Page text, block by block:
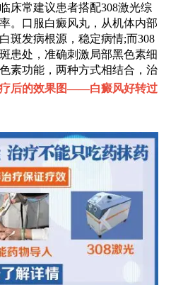
床常建议患者搭配308激光综
。口服白癜风丸，从机体内部
斑发病根源，稳定病情;而308
患处，准确刺激局部黑色素细
素功能，两种方式相结合，治
疗后的效果图——白癜风好转过